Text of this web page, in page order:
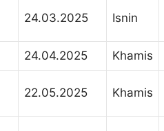
24.03.2025 Isnin
24.04.2025 Khamis
22.05.2025 Khamis